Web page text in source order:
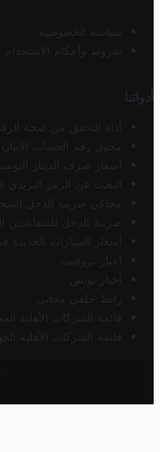
سياسة الخصوصية
شروط وأحكام الاستخدام
أدواتنا
أداة التحقق من صحة
محول رقم الحساب
أسعار صرف الدينار
البحث عن الرمز البريدي
محاكي ضريبة الدخل
ضريبة الدخل للمتقاعدين
أسعار السيارات الجديدة
أخبار تروفيت
أخبار تونس
رابط خلفي مجاني
قائمة الشركات الأهلية
قائمة الشركات الأهلية